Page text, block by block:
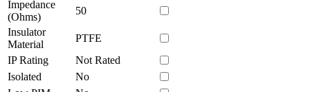
Impedance
(Ohms)
50
Insulator
Material
PTFE
IP Rating
Not Rated
Isolated
No